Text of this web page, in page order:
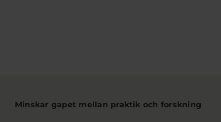
Minskar gapet mellan praktik och forskning